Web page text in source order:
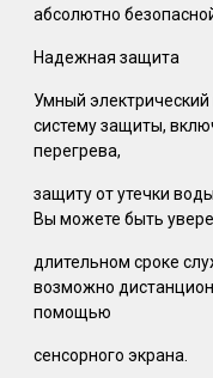
абсолютно
Надежная защита
Умный
систему защиты,
перегрева,
защиту от утечки
Вы можете быть
длительном сроке
возможно
помощью
сенсорного экрана.